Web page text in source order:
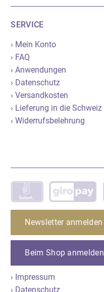
SERVICE
› Mein Konto
› FAQ
› Anwendungen
› Datenschutz
› Versandkosten
› Lieferung in die Schweiz
› Widerrufsbelehrung
Newsletter anmelden
Beim Shop anmelden
› Impressum
› Datenschutz